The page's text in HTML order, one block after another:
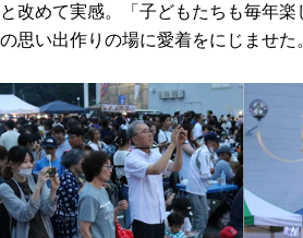
と改めて実感。「子どもたちも毎年
の思い出作りの場に愛着をにじませた